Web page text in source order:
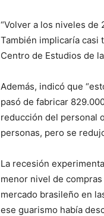
“Volver a los niveles de
También implicaría casi
Centro de Estudios de
Además, indicó que
pasó de fabricar
reducción del personal
personas, pero se
La recesión
menor nivel de
mercado brasileño en
ese guarismo había